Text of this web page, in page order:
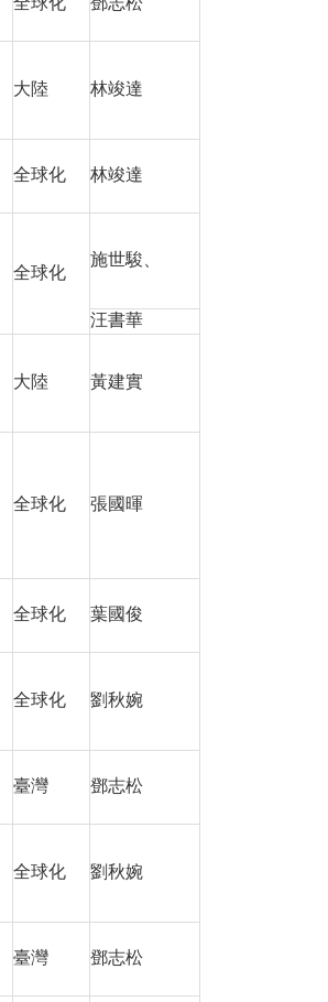
大陸 林竣達
全球化 林竣達
全球化
施世駿、
汪書華
大陸 黃建實
全球化 張國暉
全球化 葉國俊
全球化 劉秋婉
臺灣 鄧志松
全球化 劉秋婉
臺灣 鄧志松